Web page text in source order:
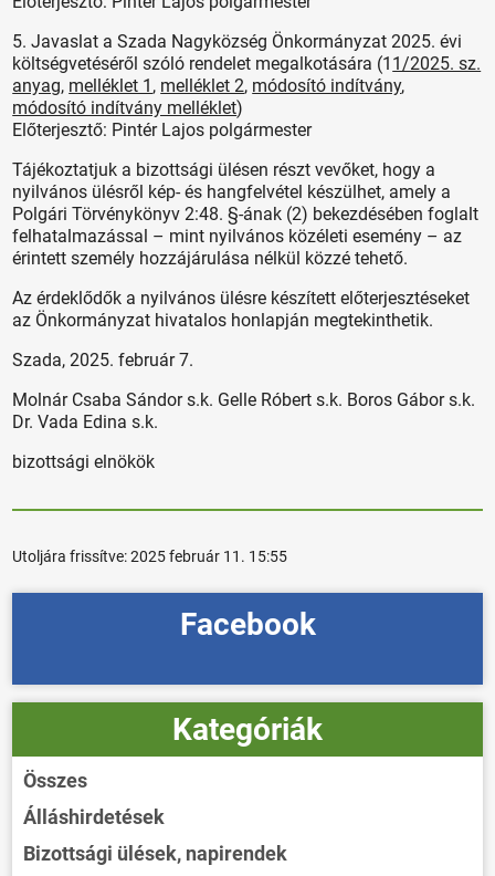
5. Javaslat a Szada Nagyközség Önkormányzat 2025. évi
költségvetéséről szóló rendelet megalkotására (1 1/2025. sz.
anyag, melléklet 1 , melléklet 2, módosító indítvány,
módosító indítvány melléklet)
Előterjesztő: Pintér Lajos polgármester
Tájékoztatjuk a bizottsági ülésen részt vevőket, hogy a
nyilvános ülésről kép- és hangfelvétel készülhet, amely a
Polgári Törvénykönyv 2:48. §-ának (2) bekezdésében foglalt
felhatalmazással – mint nyilvános közéleti esemény – az
érintett személy hozzájárulása nélkül közzé tehető.
Az érdeklődők a nyilvános ülésre készített előterjesztéseket
az Önkormányzat hivatalos honlapján megtekinthetik.
Szada, 2025. február 7.
Molnár Csaba Sándor s.k. Gelle Róbert s.k. Boros Gábor s.k.
Dr. Vada Edina s.k.
bizottsági elnökök
Utoljára frissítve:2025 február 11. 15:55
Facebook
Kategóriák
Összes
Álláshirdetések
Bizottsági ülések, napirendek